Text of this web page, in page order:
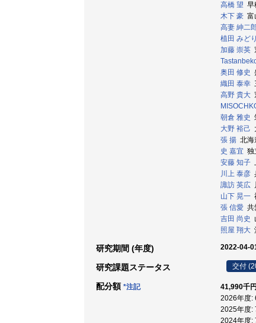
高橋 望 早
木下 豪 富
高妻 紳二
植田 みどり
加藤 崇英
奥田 修史
織田 泰幸
高野 貴大
朝倉 雅史
大野 裕己
張 揚 北海
史 嘉宜 独
安藤 知子
川上 泰彦
諏訪 英広
山下 晃一
張 信愛 共
吉田 尚史
照屋 翔大
研究期間 (年度) 2022-04-
研究課題ステータス 交付
配分額 *注記
41,990千
2026年度:
2025年度:
2024年度: